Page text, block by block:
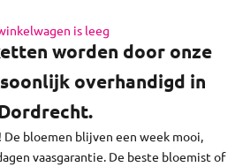
is leeg
op zon- en feestdagen bezorgen we
niet.
worden door onze
overhandigd in
De bloemen blijven een week mooi,
vaasgarantie. De beste bloemist of